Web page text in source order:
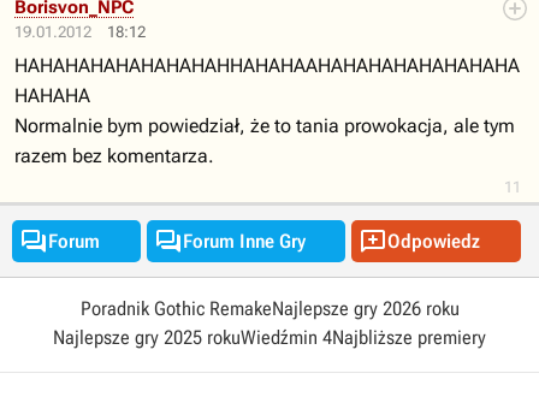
19.01.2012 18:12
11
Borisvon_NPC
HAHAHAHAHAHAHAHAHHAHAHAAHAHAHAHAHAHAHAHA
HAHAHA
Normalnie bym powiedział, że to tania prowokacja, ale tym
razem bez komentarza.
Forum Forum Inne Gry Odpowiedz
Poradnik Gothic RemakeNajlepsze gry 2026 roku
Najlepsze gry 2025 rokuWiedźmin 4Najbliższe premiery